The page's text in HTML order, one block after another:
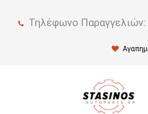
Τηλέφωνο Παραγγελιών: